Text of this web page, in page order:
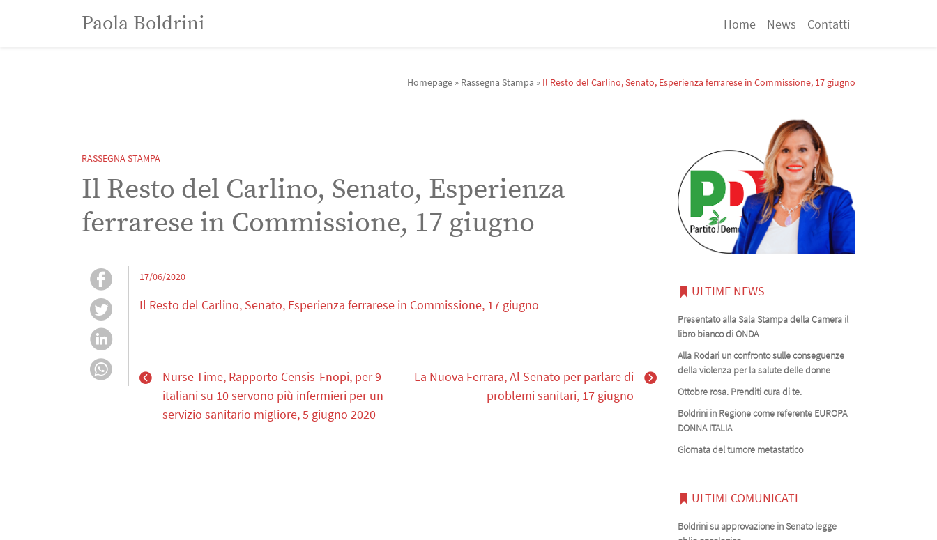
Paola BoldriniPaola Boldrini Home News Contatti
Homepage » Rassegna Stampa » Il Resto del Carlino, Senato, Esperienza ferrarese in Commissione, 17 giugno
RASSEGNA STAMPA
Il Resto del Carlino, Senato, Esperienza
ferrarese in Commissione, 17 giugno
17/06/2020
Il Resto del Carlino, Senato, Esperienza ferrarese in Commissione, 17 giugno
Nurse Time, Rapporto Censis-Fnopi, per 9
italiani su 10 servono più infermieri per un
servizio sanitario migliore, 5 giugno 2020
La Nuova Ferrara, Al Senato per parlare di
problemi sanitari, 17 giugno
ULTIME NEWS
Presentato alla Sala Stampa della Camera il
libro bianco di ONDA
Alla Rodari un confronto sulle conseguenze
della violenza per la salute delle donne
Ottobre rosa. Prenditi cura di te.
Boldrini in Regione come referente EUROPA
DONNA ITALIA
Giornata del tumore metastatico
ULTIMI COMUNICATI
Boldrini su approvazione in Senato legge